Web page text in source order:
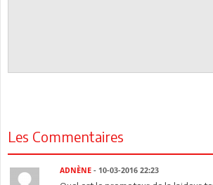
Les Commentaires
ADNÈNE - 10-03-2016 22:23